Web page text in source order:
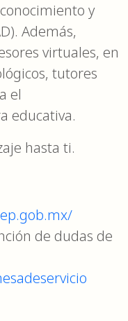
y
Además,
virtuales, en
tutores
el
educativa.
hasta ti.
de dudas de